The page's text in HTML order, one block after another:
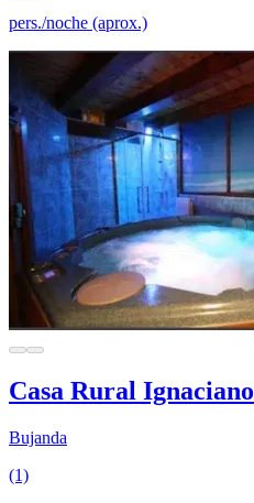
pers./noche (aprox.)
Casa Rural Ignaciano
Bujanda
(1)